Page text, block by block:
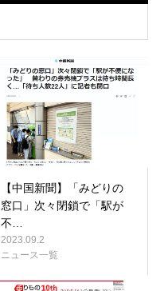
【中国新聞】「みどりの
窓口」次々閉鎖で「駅が
不…
2023.09.2
ニュース一覧